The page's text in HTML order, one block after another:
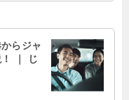
らジャ
｜ じ